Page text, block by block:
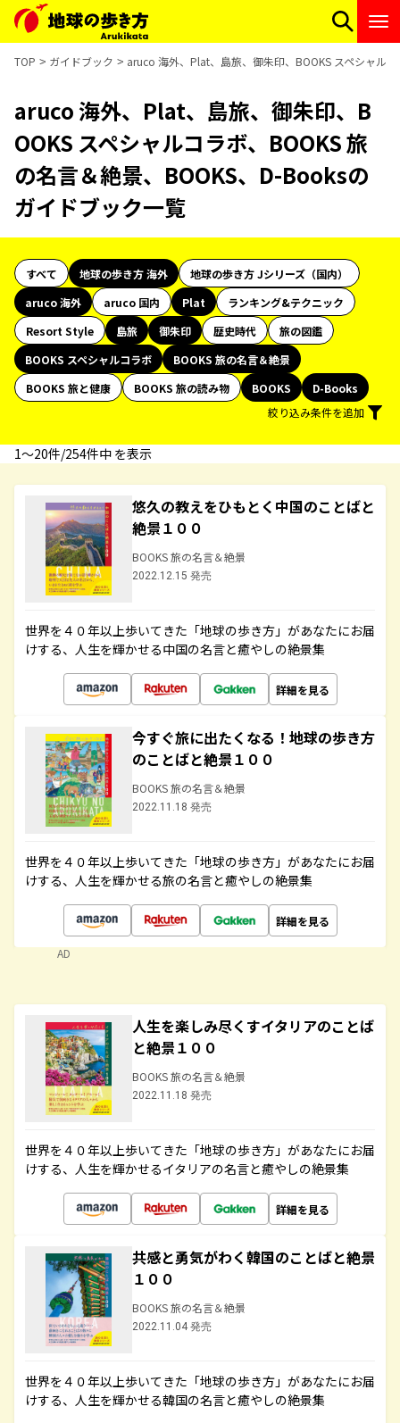
TOP ガイドブック aruco 海外、Plat、島旅、御朱印、BOOKS スペシャル
aruco 海外、Plat、島旅、御朱印、B
OOKS スペシャルコラボ、BOOKS 旅
の名言＆絶景、BOOKS、D-Booksの
ガイドブック一覧
すべて 地球の歩き方 海外
地球の歩き方 Jシリーズ（国内）
aruco 海外
aruco 国内 Plat
ランキング&テクニック
Resort Style
島旅 御朱印 歴史時代
旅の図鑑
BOOKS スペシャルコラボ
BOOKS 旅の名言＆絶景
BOOKS 旅と健康
BOOKS 旅の読み物 BOOKS
D-Books
絞り込み条件を追加
1〜20件/254件中 を表示
悠久の教えをひもとく中国のことばと
絶景１００
BOOKS 旅の名言＆絶景
2022.12.15 発売
世界を４０年以上歩いてきた「地球の歩き方」があなたにお届
けする、人生を輝かせる中国の名言と癒やしの絶景集
詳細を見る
今すぐ旅に出たくなる！地球の歩き方
のことばと絶景１００
BOOKS 旅の名言＆絶景
2022.11.18 発売
世界を４０年以上歩いてきた「地球の歩き方」があなたにお届
けする、人生を輝かせる旅の名言と癒やしの絶景集
詳細を見る
AD
人生を楽しみ尽くすイタリアのことば
と絶景１００
BOOKS 旅の名言＆絶景
2022.11.18 発売
世界を４０年以上歩いてきた「地球の歩き方」があなたにお届
けする、人生を輝かせるイタリアの名言と癒やしの絶景集
詳細を見る
共感と勇気がわく韓国のことばと絶景
１００
BOOKS 旅の名言＆絶景
2022.11.04 発売
世界を４０年以上歩いてきた「地球の歩き方」があなたにお届
けする、人生を輝かせる韓国の名言と癒やしの絶景集